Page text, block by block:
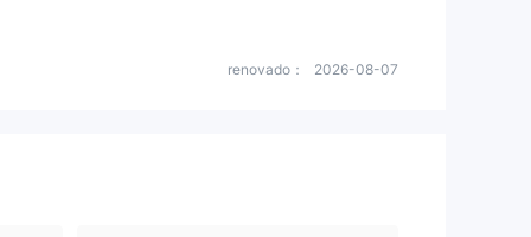
renovado： 2026-08-07